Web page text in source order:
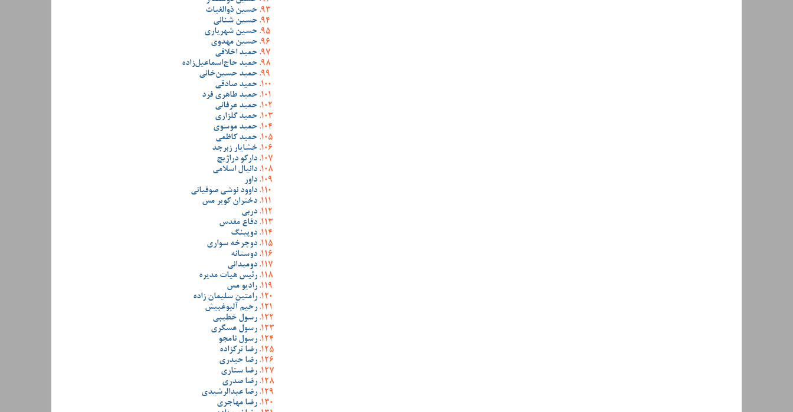
حسین ذوالغیاث
حسین شنانی
حسین شهریاری
حسین مهدوی
حمید اخلاقی
حمید حاج‌اسماعیل‌زاده
حمید حسین‌خانی
حمید صادقی
حمید طاهری فرد
حمید عرفانی
حمید گلزاری
حمید موسوی
حمید کاظمی
خشایار زبرجد
دارکو دراژیچ
دانیال اسلامی
داور
داوود نوشی صوفیانی
دختران کویر مس
دربی
دفاع مقدس
دوپینگ
دوچرخه سواری
دوستانه
دومیدانی
رئیس هیات مدیره
رادیو مس
رامتین سلیمان زاده
رحیم آلبوغبیش
رسول خطیبی
رسول عسگری
رسول نامجو
رضا ترکزاده
رضا حیدری
رضا ستاری
رضا صدری
رضا عبدالرشیدی
رضا مهاجری